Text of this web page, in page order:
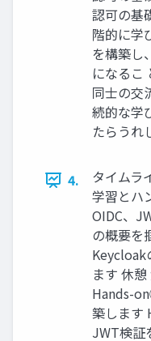
認可の基
階的に学
を構築し
になるこ
同士の交
続的な学
たらうれ
4.
タイムラ
学習とハ
OIDC、
の概要
Keycloak
ます 休
Hands-
築します
JWT検証